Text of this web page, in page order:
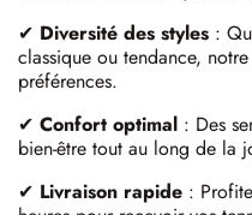
✔ Diversité des styles :
classique ou tendance,
préférences.​
✔ Confort optimal : Des
bien-être tout au long de la
✔ Livraison rapide :